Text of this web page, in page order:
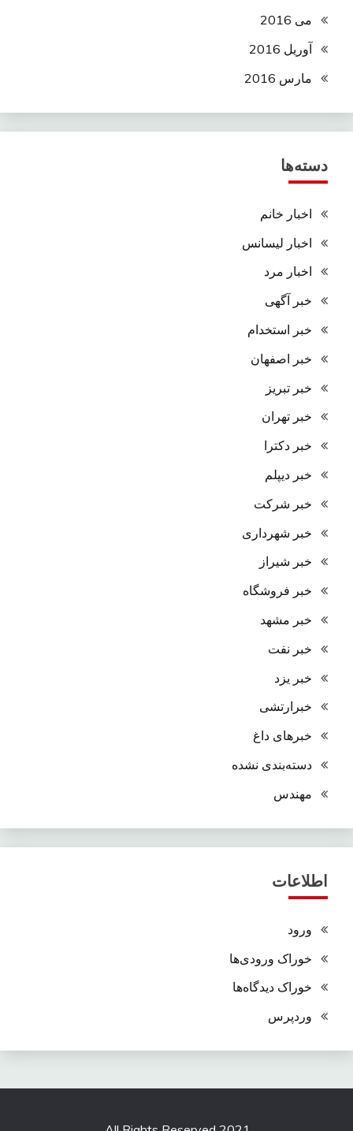
می 2016
آوریل 2016
مارس 2016
دسته‌ها
اخبار خانم
اخبار لیسانس
اخبار مرد
خبر آگهی
خبر استخدام
خبر اصفهان
خبر تبریز
خبر تهران
خبر دکترا
خبر دیپلم
خبر شرکت
خبر شهرداری
خبر شیراز
خبر فروشگاه
خبر مشهد
خبر نفت
خبر یزد
خبرارتشی
خبرهای داغ
دسته‌بندی نشده
مهندس
اطلاعات
ورود
خوراک ورودی‌ها
خوراک دیدگاه‌ها
وردپرس